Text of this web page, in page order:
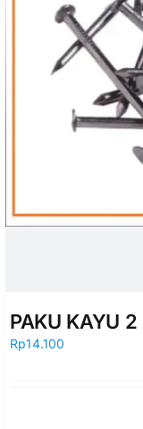
PAKU KAYU
Rp14.100